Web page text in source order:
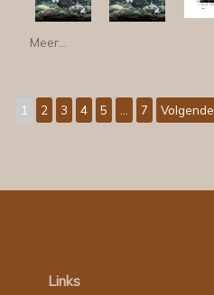
Meer...
1 2 3 4 5 7 Volgende
Links